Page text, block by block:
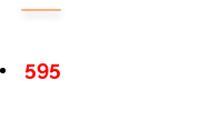
595